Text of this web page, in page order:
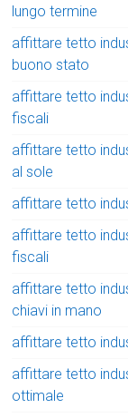
lungo termine
affittare tetto
buono stato
affittare tetto
fiscali
affittare tetto
al sole
affittare tetto
affittare tetto
fiscali
affittare tetto
chiavi in mano
affittare tetto
affittare tetto
ottimale